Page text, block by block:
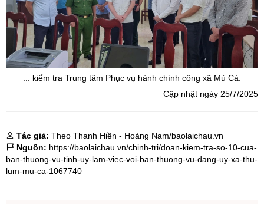
... kiểm tra Trung tâm Phục vụ hành chính công xã Mù Cả.
Cập nhật ngày 25/7/2025
Tác giả: Theo Thanh Hiền - Hoàng Nam/baolaichau.vn
Nguồn: https://baolaichau.vn/chinh-tri/doan-kiem-tra-so-10-cua-
ban-thuong-vu-tinh-uy-lam-viec-voi-ban-thuong-vu-dang-uy-xa-thu-
lum-mu-ca-1067740